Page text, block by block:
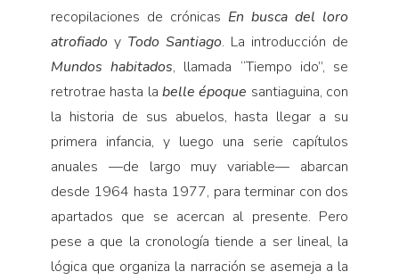
recopilaciones de crónicas En busca del loro
atrofiadoy Todo Santiago. La introducción de
Mundos habitados, llamada “Tiempo ido”, se
retrotrae hasta la belle époque santiaguina, con
la historia de sus abuelos, hasta llegar a su
primera infancia, y luego una serie capítulos
anuales —de largo muy variable— abarcan
desde 1964 hasta 1977, para terminar con dos
apartados que se acercan al presente. Pero
pese a que la cronología tiende a ser lineal, la
lógica que organiza la narración se asemeja a la